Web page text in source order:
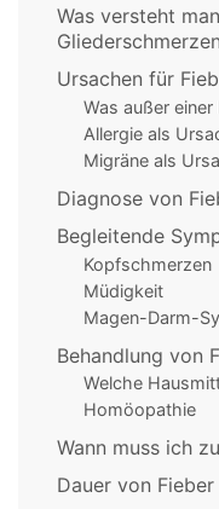
Was versteht
Ursachen für
Was außer
Allergie als
Migräne als
Diagnose von
Begleitende
Kopfschmerzen
Müdigkeit
Magen-Darm-
Behandlung von
Welche
Homöopathie
Wann muss ich
Dauer von